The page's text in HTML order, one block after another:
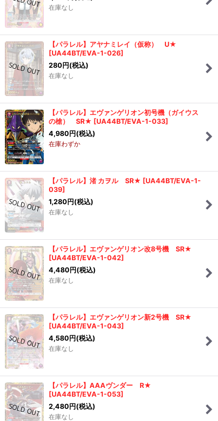
在庫なし
【パラレル】アヤナミレイ（仮称） U★
[UA44BT/EVA-1-026]
280円(税込)
在庫なし
【パラレル】エヴァンゲリオン初号機（ガイウス
の槍） SR★ [UA44BT/EVA-1-033]
4,980円(税込)
在庫わずか
【パラレル】渚 カヲル SR★ [UA44BT/EVA-1-
039]
1,280円(税込)
在庫なし
【パラレル】エヴァンゲリオン改8号機 SR★
[UA44BT/EVA-1-042]
4,480円(税込)
在庫なし
【パラレル】エヴァンゲリオン新2号機 SR★
[UA44BT/EVA-1-043]
4,580円(税込)
在庫なし
【パラレル】AAAヴンダー R★
[UA44BT/EVA-1-053]
2,480円(税込)
在庫なし